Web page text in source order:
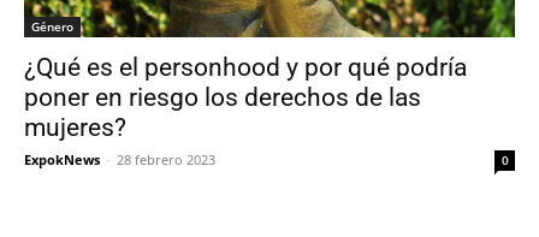
Género
¿Qué es el personhood y por qué podría
poner en riesgo los derechos de las
mujeres?
ExpokNews - 28 febrero 2023 0